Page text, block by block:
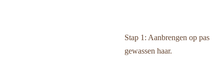
Stap 1: Aanbrengen op pas
gewassen haar.